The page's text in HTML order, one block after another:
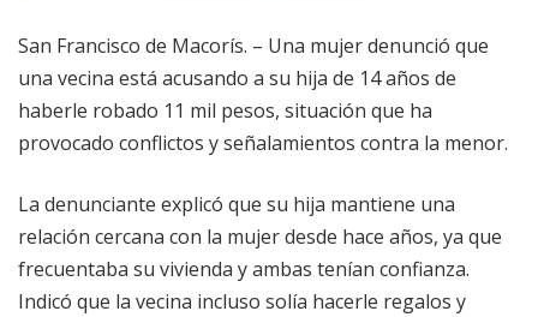
San Francisco de Macorís. – Una mujer denunció que
una vecina está acusando a su hija de 14 años de
haberle robado 11 mil pesos, situación que ha
provocado conflictos y señalamientos contra la menor.
La denunciante explicó que su hija mantiene una
relación cercana con la mujer desde hace años, ya que
frecuentaba su vivienda y ambas tenían confianza.
Indicó que la vecina incluso solía hacerle regalos y